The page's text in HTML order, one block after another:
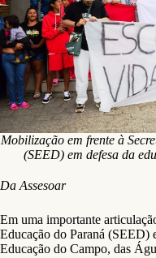
Mobilização em frente à
(SEED) em defesa da
Da Assesoar
Em uma importante
Educação do Paraná (SEED)
Educação do Campo, das